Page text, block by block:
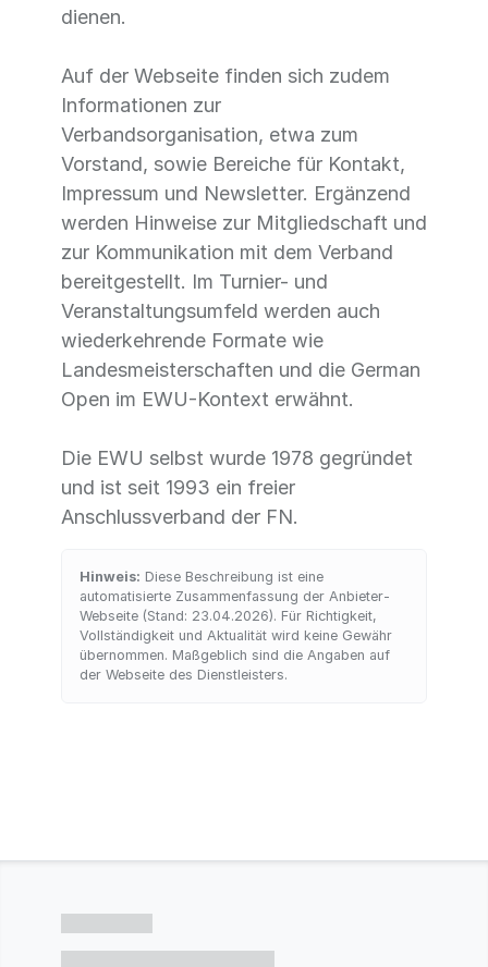
dienen.
Auf der Webseite finden sich zudem
Informationen zur
Verbandsorganisation, etwa zum
Vorstand, sowie Bereiche für Kontakt,
Impressum und Newsletter. Ergänzend
werden Hinweise zur Mitgliedschaft und
zur Kommunikation mit dem Verband
bereitgestellt. Im Turnier- und
Veranstaltungsumfeld werden auch
wiederkehrende Formate wie
Landesmeisterschaften und die German
Open im EWU-Kontext erwähnt.
Die EWU selbst wurde 1978 gegründet
und ist seit 1993 ein freier
Anschlussverband der FN.
Hinweis: Diese Beschreibung ist eine
automatisierte Zusammenfassung der Anbieter-
Webseite (Stand: 23.04.2026). Für Richtigkeit,
Vollständigkeit und Aktualität wird keine Gewähr
übernommen. Maßgeblich sind die Angaben auf
der Webseite des Dienstleisters.